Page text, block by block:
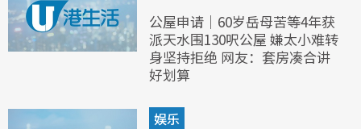
公屋申请｜60岁岳母苦等4年获
派天水围130呎公屋 嫌太小难转
身坚持拒绝 网友：套房凑合讲
好划算
娱乐